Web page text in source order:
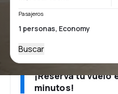
Pasajeros
Buscar
¡Reserva tu vuelo
minutos!